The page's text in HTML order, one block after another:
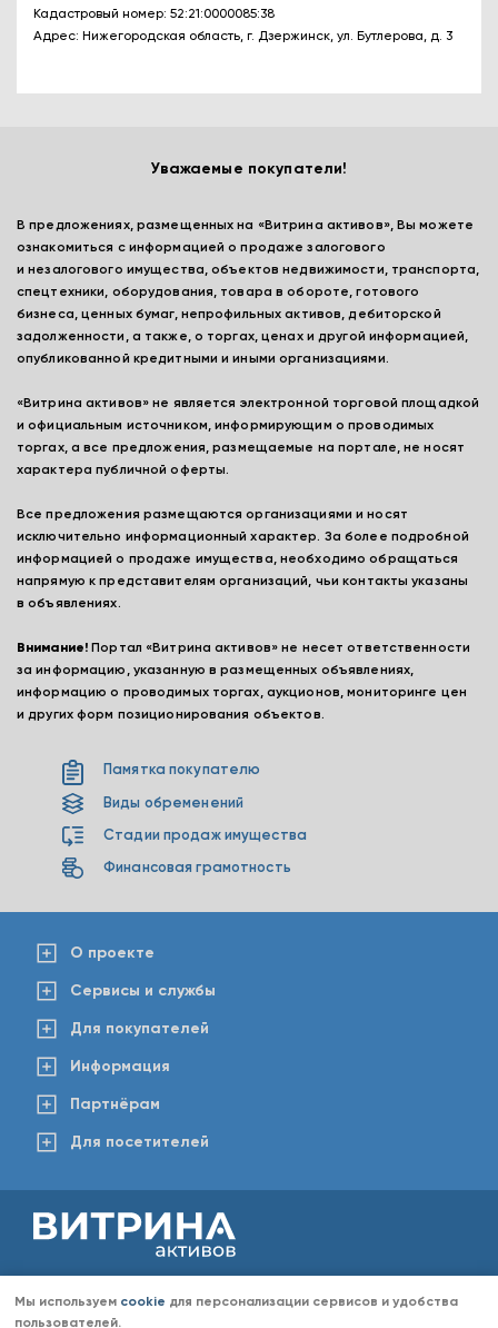
Кадастровый номер: 52:21:0000085:38
Адрес: Нижегородская область, г. Дзержинск, ул. Бутлерова, д. 3
Уважаемые покупатели!
В предложениях, размещенных на «Витрина активов», Вы можете
ознакомиться с информацией о продаже залогового
и незалогового имущества, объектов недвижимости, транспорта,
спецтехники, оборудования, товара в обороте, готового
бизнеса, ценных бумаг, непрофильных активов, дебиторской
задолженности, а также, о торгах, ценах и другой информацией,
опубликованной кредитными и иными организациями.
«Витрина активов» не является электронной торговой площадкой
и официальным источником, информирующим о проводимых
торгах, а все предложения, размещаемые на портале, не носят
характера публичной оферты.
Все предложения размещаются организациями и носят
исключительно информационный характер. За более подробной
информацией о продаже имущества, необходимо обращаться
напрямую к представителям организаций, чьи контакты указаны
в объявлениях.
Внимание! Портал «Витрина активов» не несет ответственности
за информацию, указанную в размещенных объявлениях,
информацию о проводимых торгах, аукционов, мониторинге цен
и других форм позиционирования объектов.
Памятка покупателю
Виды обременений
Стадии продаж имущества
Финансовая грамотность
О проекте
Сервисы и службы
Для покупателей
Информация
Партнёрам
Для посетителей
является публичной офертой, определяемой положениями Статьи 437 Гражданского кодекса РФ.
Любое копирование информации с сайта разрешено только с согласия администрации «Витрина
Мы используем cookie для персонализации сервисов и удобства
пользователей.